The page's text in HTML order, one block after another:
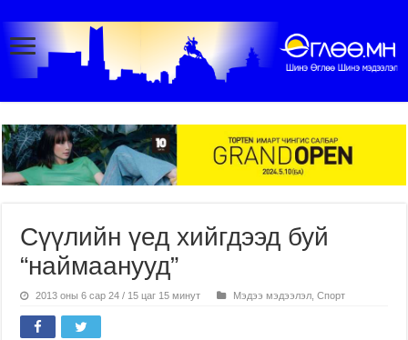
Сүүлийн үед хийгдээд буй
“наймаанууд”
2013 оны 6 сар 24 / 15 цаг 15 минут Мэдээ мэдээлэл ,Спорт